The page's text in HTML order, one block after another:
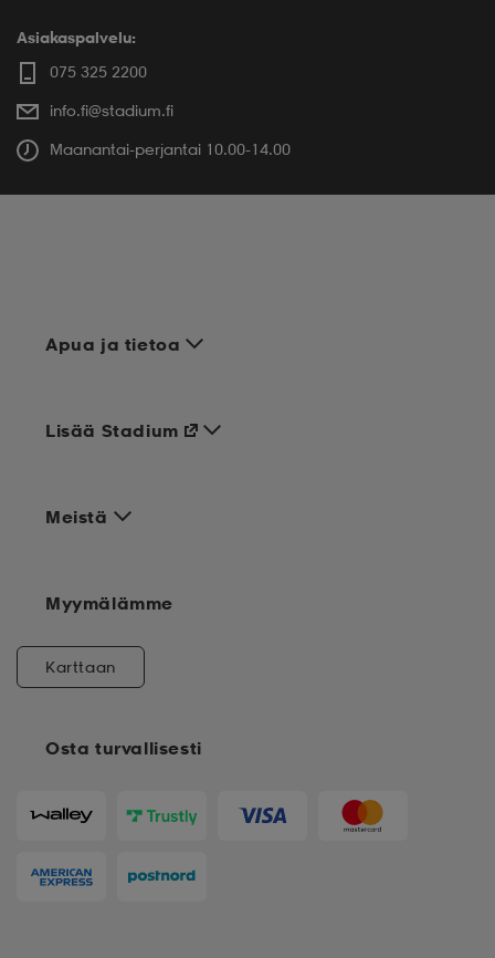
Asiakaspalvelu:
075 325 2200
info.fi@stadium.fi
Maanantai-perjantai 10.00-14.00
Apua ja tietoa
Meistä
Osta turvallisesti
Lisää Stadium
Myymälämme
Karttaan